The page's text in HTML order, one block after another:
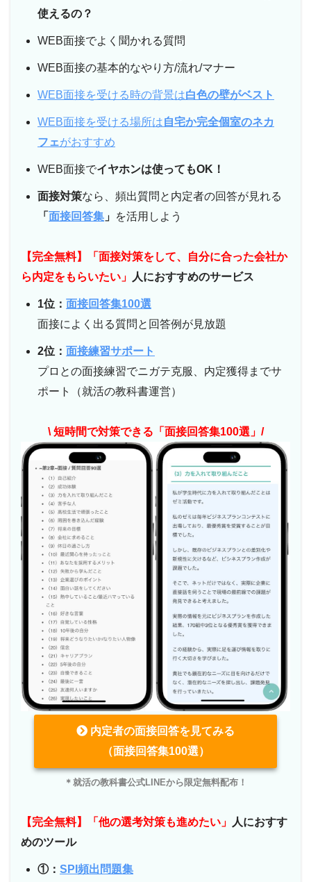
使えるの？
WEB面接でよく聞かれる質問
WEB面接の基本的なやり方/流れ/マナー
WEB面接を受ける時の背景は白色の壁がベスト
WEB面接を受ける場所は自宅か完全個室のネカ
フェがおすすめ
WEB面接でイヤホンは使ってもOK！
面接対策なら、頻出質問と内定者の回答が見れる
「 面接回答集 」 を活用しよう
【完全無料】「面接対策をして、自分に合った会社か
ら内定をもらいたい」
人におすすめのサービス
1位： 面接回答集100選
面接によく出る質問と回答例が見放題
2位： 面接練習サポート
プロとの面接練習でニガテ克服、内定獲得までサ
ポート（就活の教科書運営）
\ 短時間で対策できる「面接回答集100選」/
内定者の面接回答を見てみる
（面接回答集100選）
＊就活の教科書公式LINEから限定無料配布！
【完全無料】「他の選考対策も進めたい」
人におすす
めのツール
①： SPI頻出問題集